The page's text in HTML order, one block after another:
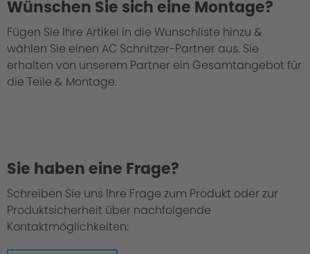
Wünschen Sie sich eine Montage?
Fügen Sie Ihre Artikel in die Wunschliste hinzu &
wählen Sie einen AC Schnitzer-Partner aus. Sie
erhalten von unserem Partner ein Gesamtangebot für
die Teile & Montage.
Sie haben eine Frage?
Schreiben Sie uns Ihre Frage zum Produkt oder zur
Produktsicherheit über nachfolgende
Kontaktmöglichkeiten: